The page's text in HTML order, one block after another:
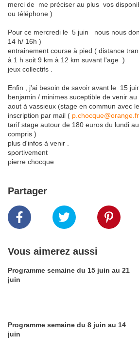
merci de me préciser au plus vos
ou téléphone )
Pour ce mercredi le 5 juin nous nous
14 h/ 16h )
entrainement course à pied ( distance
à 1 h soit 9 km à 12 km suvant l'age )
jeux collectifs .
Enfin , j'ai besoin de savoir avant le 15
benjamin / minimes suceptible de venir
aout à vassieux (stage en commun avec
inscription par mail ( p.chocque@orange.fr
tarif stage autour de 180 euros du lundi
compris )
plus d'infos à venir .
sportivement
pierre chocque
Partager
Vous aimerez aussi
Programme semaine du 15 juin au 21
juin
Programme semaine du 8 juin au 14
juin